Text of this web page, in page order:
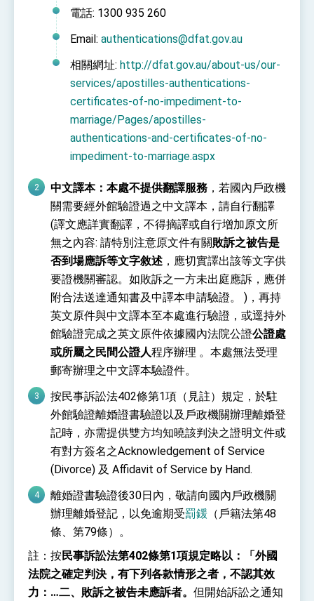
成「臺美對等貿易協定」簽署
利戰略地位 全力支持「臺美對等貿易協定」簽署
外交部與數位發展部攜手合作，整合台灣雄厚數
位實力，達成固邦榮邦目標
外交部長林佳龍主持第35次「參與亞太經濟合作
策略小組」跨部會會議
民調顯示多數國人滿意政府外交表現，高度支持
「總合外交」與台歐美日關係深化
總統以「韌性之島，希望之光」為題發表2026新
年談話
會 強調以實力守護台海和平 以決心掌握國家
命運
變局中 奮起的新臺灣 總統發表國慶演說
總統發表執政周年談話 盼面對未來挑戰 堅持
團結 迎風轉型 穩健前行
賴總統就職演說影片
總統重要談話
外交部重要言論
我國政府將在美國亞利桑納州設立「駐鳳凰城辦
事處」，進一步深化台美交流合作
電話: 1300 935 260
Email: authentications@dfat.gov.au
相關網址: http://dfat.gov.au/about-us/our-
services/apostilles-authentications-
certificates-of-no-impediment-to-
marriage/Pages/apostilles-
authentications-and-certificates-of-no-
impediment-to-marriage.aspx
中文譯本：本處不提供翻譯服務 ，若國內戶政機
關需要經外館驗證過之中文譯本，請自行翻譯
(譯文應詳實翻譯，不得摘譯或自行增加原文所
無之內容: 請特別注意原文件有關敗訴之被告是
否到場應訴等文字敘述 ，應切實譯出該等文字供
要證機關審認。如敗訴之一方未出庭應訴，應併
附合法送達通知書及中譯本申請驗證。 )，再持
英文原件與中文譯本至本處進行驗證，或逕持外
館驗證完成之英文原件依據國內法院公證公證處
或所屬之民間公證人程序辦理 。本處無法受理
郵寄辦理之中文譯本驗證件。
按民事訴訟法402條第1項（見註）規定，於駐
外館驗證離婚證書驗證以及戶政機關辦理離婚登
記時，亦需提供雙方均知曉該判決之證明文件或
有對方簽名之Acknowledgement of Service
(Divorce) 及 Affidavit of Service by Hand.
離婚證書驗證後30日內，敬請向國內戶政機關
辦理離婚登記，以免逾期受罰鍰 （戶籍法第48
條、第79條）。
註：按民事訴訟法第402條第1項規定略以：「外國
法院之確定判決，有下列各款情形之者，不認其效
力：…二、敗訴之被告未應訴者。 但開始訴訟之通知